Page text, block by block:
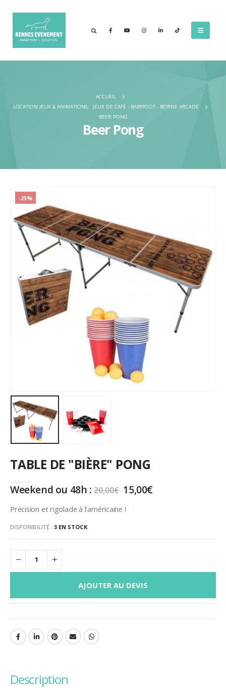
ACCUEIL
LOCATION JEUX & ANIMATIONS,
JEUX DE CAFÉ - BABYFOOT - BORNE ARCADE
BEER PONG
Beer Pong
-25%
TABLE DE "BIÈRE" PONG
Weekend ou 48h :20,00€ Le
prix
initial
15,00€Le
Précision et rigolade à l’américaine !
DISPONIBILITÉ : 3 EN STOCK
AJOUTER AU DEVIS
description